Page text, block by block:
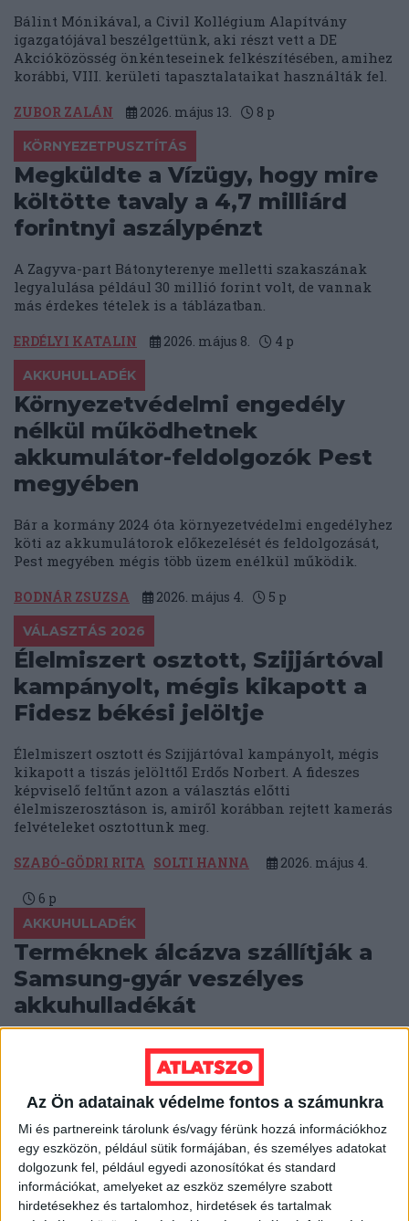
Az Ön adatainak védelme fontos a számunkra
Mi és partnereink tárolunk és/vagy férünk hozzá információkhoz
egy eszközön, például sütik formájában, és személyes adatokat
dolgozunk fel, például egyedi azonosítókat és standard
információkat, amelyeket az eszköz személyre szabott
hirdetésekhez és tartalomhoz, hirdetések és tartalmak
Bálint Mónikával, a Civil Kollégium Alapítvány
igazgatójával beszélgettünk, aki részt vett a DE
Akcióközösség önkénteseinek felkészítésében, amihez
korábbi, VIII. kerületi tapasztalataikat használták fel.
ZUBOR ZALÁN 2026. május 13. 8 p
KÖRNYEZETPUSZTÍTÁS
Megküldte a Vízügy, hogy mire
költötte tavaly a 4,7 milliárd
forintnyi aszálypénzt
A Zagyva-part Bátonyterenye melletti szakaszának
legyalulása például 30 millió forint volt, de vannak
más érdekes tételek is a táblázatban.
ERDÉLYI KATALIN 2026. május 8. 4 p
AKKUHULLADÉK
Környezetvédelmi engedély
nélkül működhetnek
akkumulátor-feldolgozók Pest
megyében
Bár a kormány 2024 óta környezetvédelmi engedélyhez
köti az akkumulátorok előkezelését és feldolgozását,
Pest megyében mégis több üzem enélkül működik.
BODNÁR ZSUZSA 2026. május 4. 5 p
VÁLASZTÁS 2026
Élelmiszert osztott, Szijjártóval
kampányolt, mégis kikapott a
Fidesz békési jelöltje
Élelmiszert osztott és Szijjártóval kampányolt, mégis
kikapott a tiszás jelölttől Erdős Norbert. A fideszes
képviselő feltűnt azon a választás előtti
élelmiszerosztáson is, amiről korábban rejtett kamerás
felvételeket osztottunk meg.
SZABÓ-GÖDRI RITA SOLTI HANNA 2026. május 4.
6 p
AKKUHULLADÉK
Terméknek álcázva szállítják a
Samsung-gyár veszélyes
akkuhulladékát
Terméknek minősítik és nem tüntetik fel a
szállítmány veszélyességét, így fuvarozzák
magyarországi raktárakba, majd Lengyelországba a
hibás akkukat.
BODNÁR ZSUZSA 2026. április 27. 6p
KÖTÖTT PÁLYA
Mi épül meg, és mi nem? –